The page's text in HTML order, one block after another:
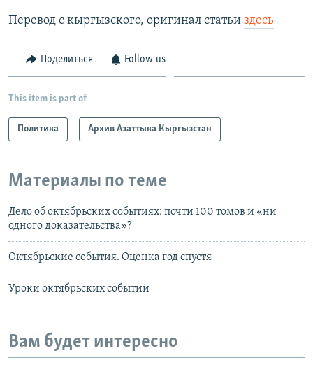
Перевод с кыргызского, оригинал статьи здесь
Поделиться Follow us
This item is part of
Политика Архив Азаттыка Кыргызстан
Материалы по теме
Дело об октябрьских событиях: почти 100 томов и «ни
одного доказательства»?
Октябрьские события. Оценка год спустя
Уроки октябрьских событий
Вам будет интересно